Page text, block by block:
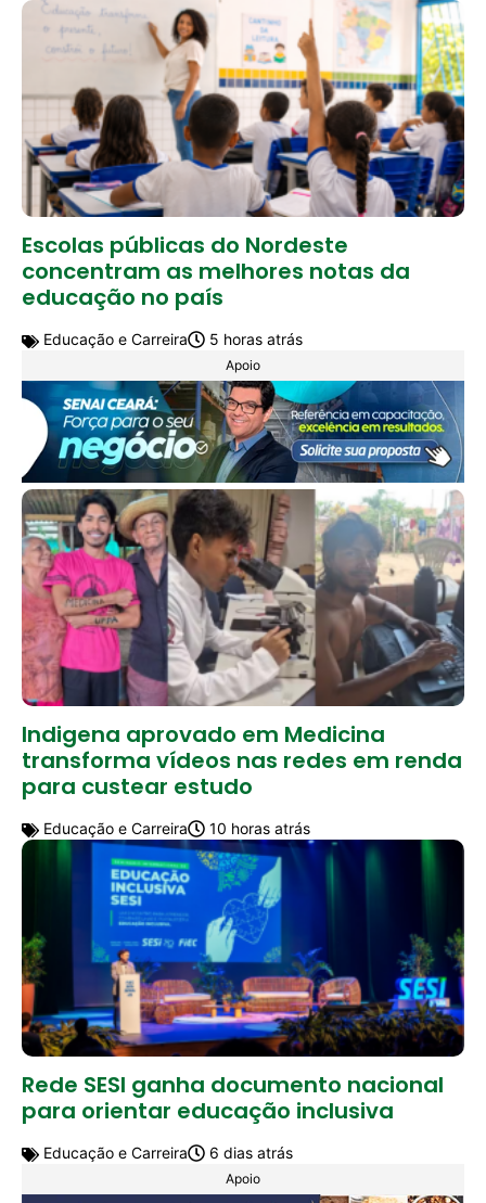
Escolas públicas do Nordeste
concentram as melhores notas da
educação no país
Educação e Carreira 5 horas atrás
Apoio
Indigena aprovado em Medicina
transforma vídeos nas redes em renda
para custear estudo
Educação e Carreira 10 horas atrás
Rede SESI ganha documento nacional
para orientar educação inclusiva
Educação e Carreira 6 dias atrás
Apoio